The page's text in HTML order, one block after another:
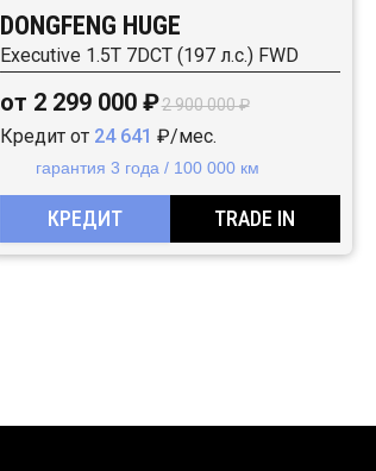
DONGFENG HUGE
Executive 1.5T 7DCT (197 л.с.) FWD
от 2 299 000 ₽2 900 000 ₽
Кредит от 24 641 ₽/мес.
гарантия 3 года / 100 000 км
КРЕДИТ TRADE IN